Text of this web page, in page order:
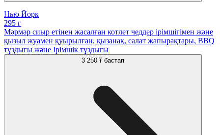
Нью Йорк
295 г
Мәрмәр сиыр етінен жасалған котлет чеддер ірімшігімен және
қызыл жуамен қуырылған, қызанақ, салат жапырақтары, BBQ
тұздығы және Ірімшік тұздығы
3 250 ₸ бастап